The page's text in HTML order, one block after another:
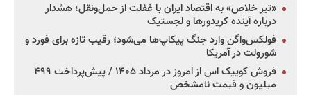
«تیر خلاص» به اقتصاد ایران با غفلت از حمل‌ونقل؛ هشدار
درباره آینده کریدورها و لجستیک
فولکس‌واگن وارد جنگ پیکاپ‌ها می‌شود؛ رقیب تازه برای فورد و
شورولت در آمریکا
فروش کوییک اس از امروز در مرداد ۱۴۰۵ / پیش‌پرداخت ۴۹۹
میلیون و قیمت نامشخص